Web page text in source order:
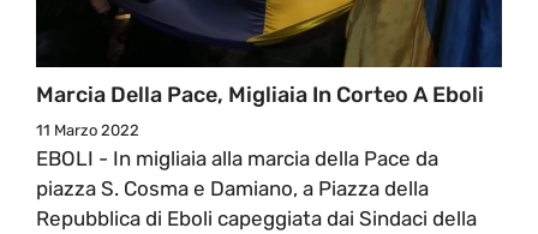
Marcia Della Pace, Migliaia In Corteo A Eboli
11 Marzo 2022
EBOLI - In migliaia alla marcia della Pace da
piazza S. Cosma e Damiano, a Piazza della
Repubblica di Eboli capeggiata dai Sindaci della